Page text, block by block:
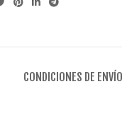
CONDICIONES DE ENVÍO